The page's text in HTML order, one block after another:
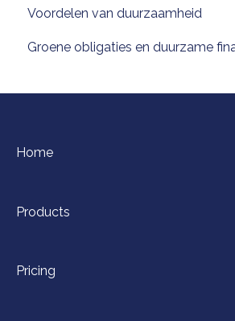
Voordelen van duurzaamheid
Groene obligaties en duurzame
Home
Products
Pricing